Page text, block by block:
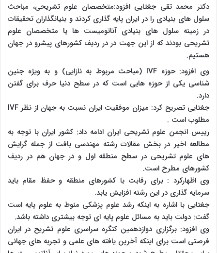
دکتر محمد تقی جغتایی افزود:متخصصان علوم تشریحی، مباحث
سلول های بنیادی را در ایران پایه گذاری کردند و بنیانگذاران تحقیقات
در زمینه سلول های بنیادی آناتومیست ها یا متخصصان علوم
تشریحی بودند که از این جهت در در ردیف کشورهای پیشرو در جهان
هستیم.
وی افزود: حوزه IVF (مباحث مربوط به نازایی) و به ویژه جنین
شناسی یکی از حوزه هایی است که در سطح دنیا حرف برای گفتن
دارد.
جغتایی تصریح کرد: میزان موفقیت ایران نسبت به جهان از نظر IVF
مطلوب است .
رییس انجمن علوم تشریحی ایران ادامه داد: کشور ایران با توجه به
مطالعه اخیر در بخش مقالات رشته مهندسی بافت از جمله گرایش
های علوم تشریحی در سطح منطقه اول و در جهان هم در ردیف
کشورهای مطرح است.
وی اظهارکرد : برای رقابت با کشورهای منطقه و حفظ مقام باید
سرمایه گذاری در این رشته افزایش یابد.
جغتایی با اشاره به اینکه رشد علوم پزشکی منوط به علوم پایه است
گفت: دولت باید به مسائل علوم پایه ای توجه بیشتری داشته باشد.
وی افزود: برگزاری دوازدهمین کنگره سراسری علوم تشریح در ایران
فرصتی است برای اینکه آخرین یافته های علمی و تجربه های جهانی